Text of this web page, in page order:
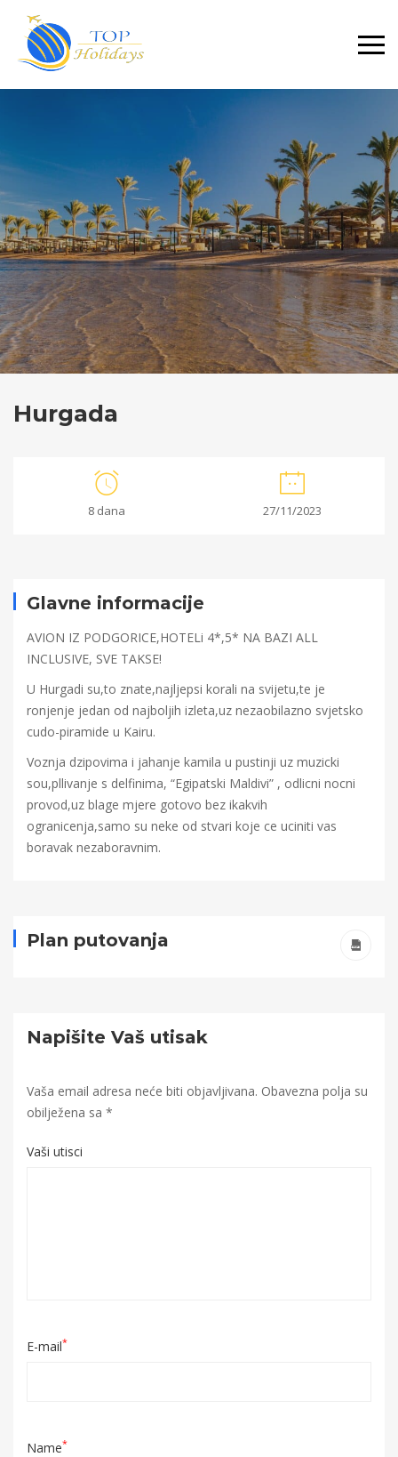
Primary
Menu
Hurgada
8 dana 27/11/2023
Hurgada
09-Glavne informacije
AVION IZ PODGORICE,HOTELi 4*,5* NA BAZI ALL
INCLUSIVE, SVE TAKSE!
U Hurgadi su,to znate,najljepsi korali na svijetu,te je
ronjenje jedan od najboljih izleta,uz nezaobilazno svjetsko
cudo-piramide u Kairu.
Voznja dzipovima i jahanje kamila u pustinji uz muzicki
sou,pllivanje s delfinima, “Egipatski Maldivi” , odlicni nocni
provod,uz blage mjere gotovo bez ikakvih
ogranicenja,samo su neke od stvari koje ce uciniti vas
boravak nezaboravnim.
Plan putovanja
Napišite Vaš utisak
Vaša email adresa neće biti objavljivana. Obavezna polja su
obilježena sa *
Vaši utisci
E-mail*
Name*